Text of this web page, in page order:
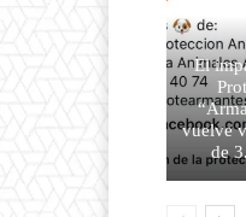
El
vuelve
de